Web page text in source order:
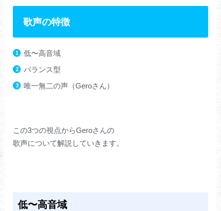
歌声の特徴
低〜高音域
バランス型
唯一無二の声（Geroさん）
この3つの視点からGeroさんの
歌声について解説していきます。
低〜高音域